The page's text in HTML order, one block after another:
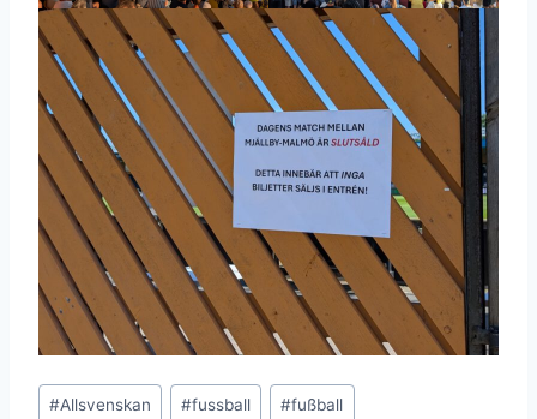
Schlagworte:
#Allsvenskan #fussball #fußball